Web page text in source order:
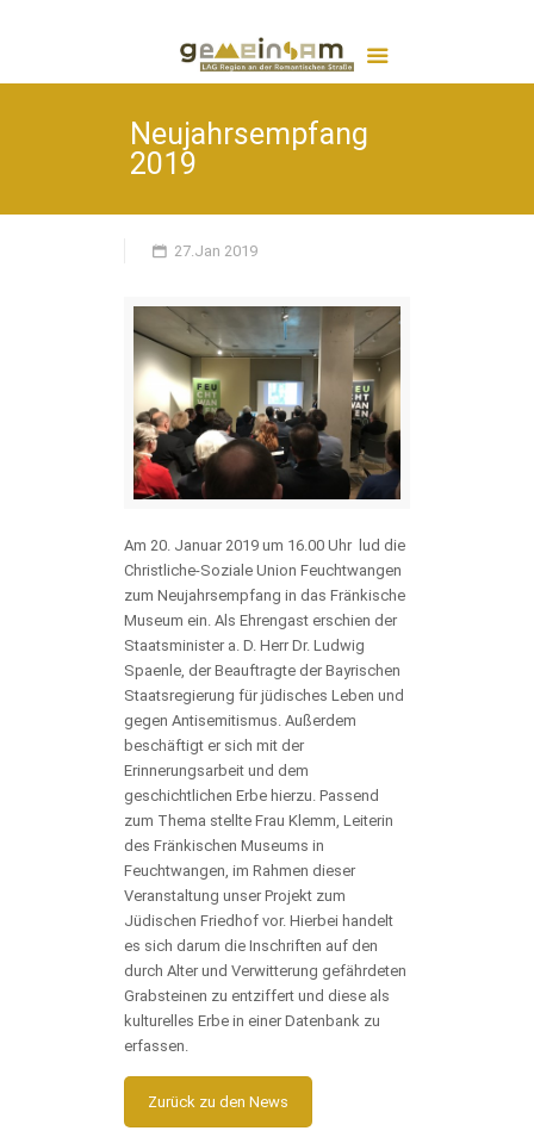
Neujahrsempfang
2019
27.Jan 2019
Am 20. Januar 2019 um 16.00 Uhr lud die
Christliche-Soziale Union Feuchtwangen
zum Neujahrsempfang in das Fränkische
Museum ein. Als Ehrengast erschien der
Staatsminister a. D. Herr Dr. Ludwig
Spaenle, der Beauftragte der Bayrischen
Staatsregierung für jüdisches Leben und
gegen Antisemitismus. Außerdem
beschäftigt er sich mit der
Erinnerungsarbeit und dem
geschichtlichen Erbe hierzu. Passend
zum Thema stellte Frau Klemm, Leiterin
des Fränkischen Museums in
Feuchtwangen, im Rahmen dieser
Veranstaltung unser Projekt zum
Jüdischen Friedhof vor. Hierbei handelt
es sich darum die Inschriften auf den
durch Alter und Verwitterung gefährdeten
Grabsteinen zu entziffert und diese als
kulturelles Erbe in einer Datenbank zu
erfassen.
Zurück zu den News